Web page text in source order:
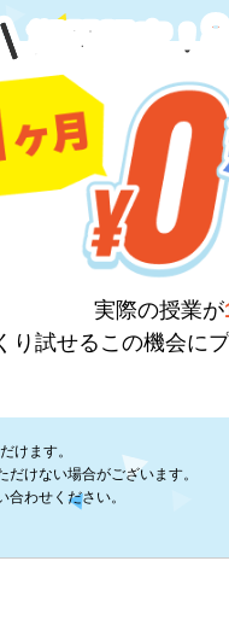
期間限定！8
実際の授業が
り試せるこの機会に
けます。
けない場合がございます。
わせください。